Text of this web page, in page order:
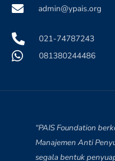
admin@ypais.org
021-74787243
081380244486
“PAIS Foundation
Manajemen Anti
segala bentuk